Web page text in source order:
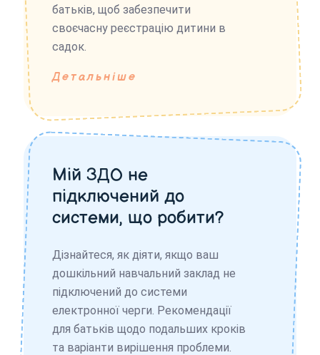
батьків, щоб забезпечити
своєчасну реєстрацію дитини в
садок.
Детальніше
Мій ЗДО не
підключений до
системи, що робити?
Дізнайтеся, як діяти, якщо ваш
дошкільний навчальний заклад не
підключений до системи
електронної черги. Рекомендації
для батьків щодо подальших кроків
та варіанти вирішення проблеми.